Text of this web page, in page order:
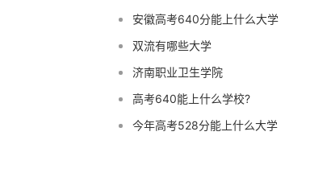
安徽高考640分能上什么大学
双流有哪些大学
济南职业卫生学院
高考640能上什么学校?
今年高考528分能上什么大学